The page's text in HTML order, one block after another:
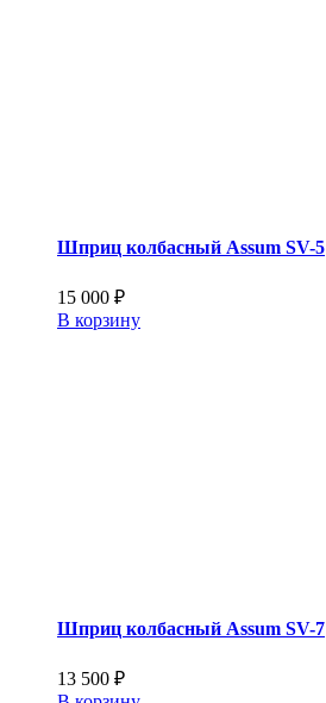
Шприц колбасный Assum SV-5
15 000 ₽
В корзину
Шприц колбасный Assum SV-7
13 500 ₽